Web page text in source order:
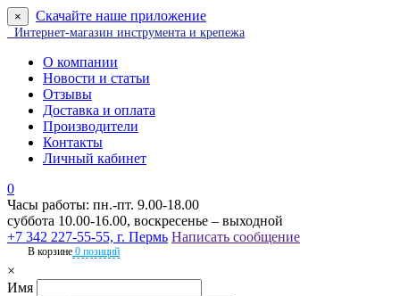
× Скачайте наше приложение
Интернет-магазин инструмента и крепежа
О компании
Новости и статьи
Отзывы
Доставка и оплата
Производители
Контакты
Личный кабинет
0
Часы работы: пн.-пт. 9.00-18.00
суббота 10.00-16.00, воскресенье – выходной
+7 342 227-55-55, г. Пермь Написать сообщение
В корзине 0 позиций
×
Имя